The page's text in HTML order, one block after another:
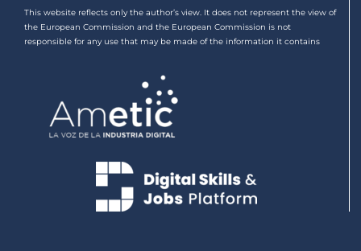
This website reflects only the author’s view. It does not represent the view of
the European Commission and the European Commission is not
responsible for any use that may be made of the information it contains